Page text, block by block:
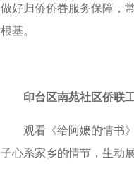
做好归侨侨眷服务保障，
根基。
印台区南苑社区侨联
观看《给阿嬷的情书
子心系家乡的情节，生动